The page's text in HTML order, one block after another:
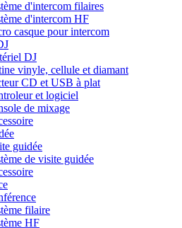
d'intercom filaires
d'intercom HF
casque pour intercom
DJ
vinyle, cellule et diamant
CD et USB à plat
et logiciel
de mixage
guidée
de visite guidée
filaire
HF